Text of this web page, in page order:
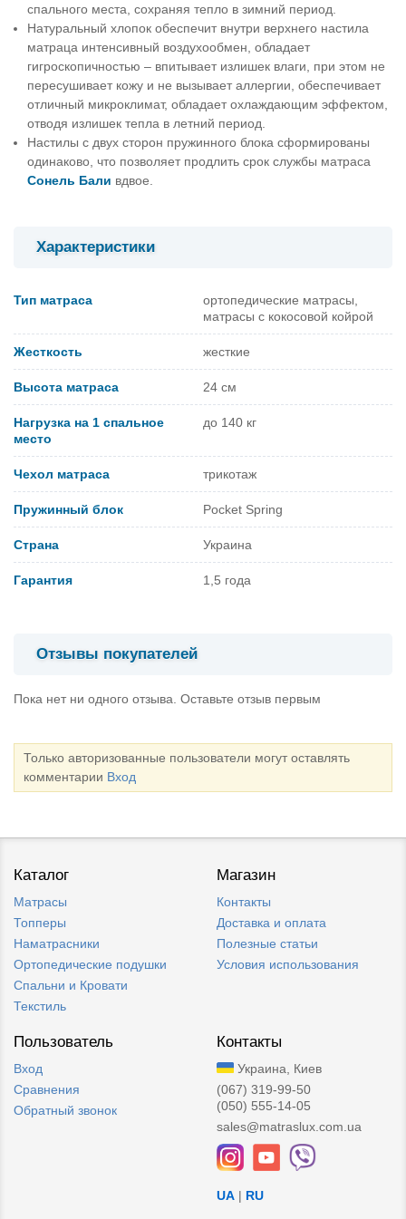
спального места, сохраняя тепло в зимний период.
Натуральный хлопок обеспечит внутри верхнего настила
матраца интенсивный воздухообмен, обладает
гигроскопичностью – впитывает излишек влаги, при этом не
пересушивает кожу и не вызывает аллергии, обеспечивает
отличный микроклимат, обладает охлаждающим эффектом,
отводя излишек тепла в летний период.
Настилы с двух сторон пружинного блока сформированы
одинаково, что позволяет продлить срок службы матраcа
Сонель Бали вдвое.
Характеристики
Тип матраса
ортопедические матрасы,
матрасы с кокосовой койрой
Жесткость жесткие
Высота матраса 24 см
Нагрузка на 1 спальное
место
до 140 кг
Чехол матраса трикотаж
Пружинный блок Pocket Spring
Страна Украина
Гарантия 1,5 года
Отзывы покупателей
Пока нет ни одного отзыва. Оставьте отзыв первым
Только авторизованные пользователи могут оставлять
комментарии Вход
Каталог
Матрасы
Топперы
Наматрасники
Ортопедические подушки
Спальни и Кровати
Текстиль
Магазин
Контакты
Доставка и оплата
Полезные статьи
Условия использования
Пользователь
Вход
Сравнения
Обратный звонок
Контакты
Украина, Киев
(067) 319-99-50
(050) 555-14-05
sales@matraslux.com.ua
UA | RU